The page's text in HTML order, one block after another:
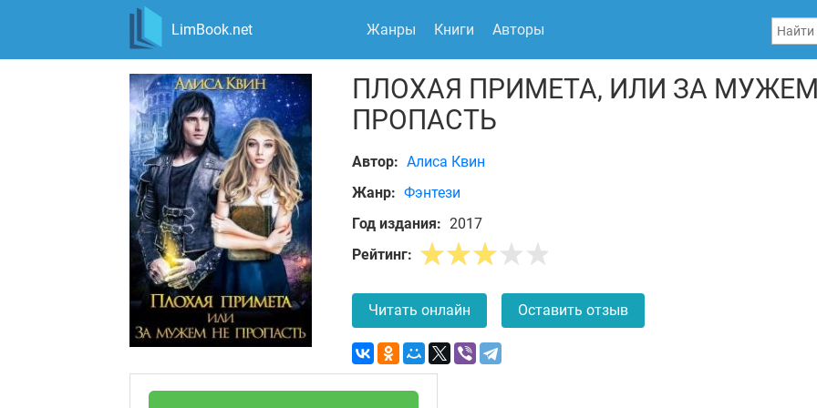
LimBook.net Жанры Книги Авторы
ПЛОХАЯ ПРИМЕТА, ИЛИ ЗА
ПРОПАСТЬ
Автор: Алиса Квин
Жанр: Фэнтези
Год издания: 2017
Рейтинг:
Читать онлайн Оставить отзыв